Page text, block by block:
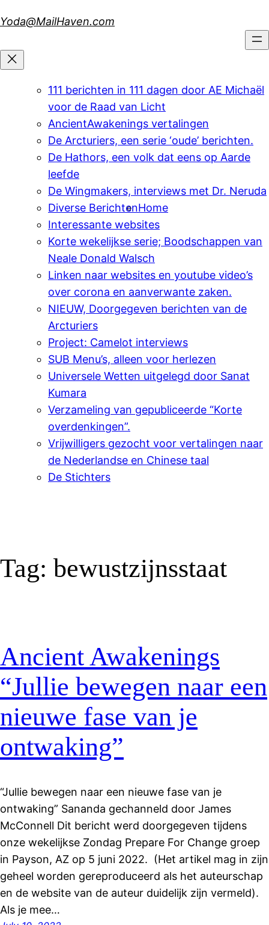
to
Yoda@MailHaven.com
111 berichten in 111 dagen door AE Michaël
voor de Raad van Licht
AncientAwakenings vertalingen
De Arcturiers, een serie ‘oude’ berichten.
De Hathors, een volk dat eens op Aarde
leefde
De Wingmakers, interviews met Dr. Neruda
Diverse BerichtenHome
Interessante websites
Korte wekelijkse serie; Boodschappen van
Neale Donald Walsch
Linken naar websites en youtube video’s
over corona en aanverwante zaken.
NIEUW, Doorgegeven berichten van de
Arcturiers
Project: Camelot interviews
SUB Menu’s, alleen voor herlezen
Universele Wetten uitgelegd door Sanat
Kumara
Verzameling van gepubliceerde “Korte
overdenkingen”.
Vrijwilligers gezocht voor vertalingen naar
de Nederlandse en Chinese taal
De Stichters
Tag: bewustzijnsstaat
Ancient Awakenings
“Jullie bewegen naar een
nieuwe fase van je
ontwaking”
“Jullie bewegen naar een nieuwe fase van je
ontwaking” Sananda gechanneld door James
McConnell Dit bericht werd doorgegeven tijdens
onze wekelijkse Zondag Prepare For Change groep
in Payson, AZ op 5 juni 2022. (Het artikel mag in zijn
geheel worden gereproduceerd als het auteurschap
en de website van de auteur duidelijk zijn vermeld).
Als je mee…